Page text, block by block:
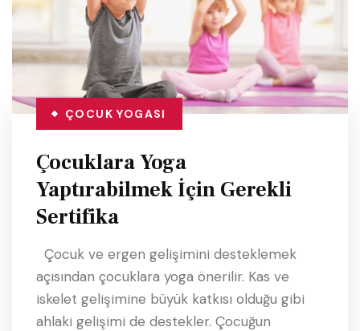
ÇOCUK YOGASI
Çocuklara Yoga
Yaptırabilmek İçin Gerekli
Sertifika
Çocuk ve ergen gelişimini desteklemek
açısından çocuklara yoga önerilir. Kas ve
iskelet gelişimine büyük katkısı olduğu gibi
ahlaki gelişimi de destekler. Çocuğun